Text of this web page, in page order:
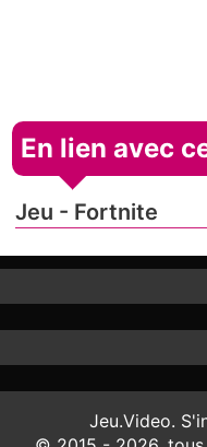
En lien avec
Jeu - Fortnite
Jeu.Video.